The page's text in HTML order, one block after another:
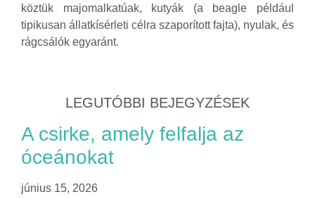
köztük majomalkatúak, kutyák (a beagle például
tipikusan állatkísérleti célra szaporított fajta), nyulak, és
rágcsálók egyaránt.
LEGUTÓBBI BEJEGYZÉSEK
A csirke, amely felfalja az
óceánokat
június 15, 2026